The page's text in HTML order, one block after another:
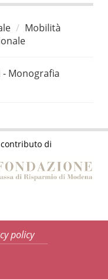
Mobilità
Monografia
di
policy